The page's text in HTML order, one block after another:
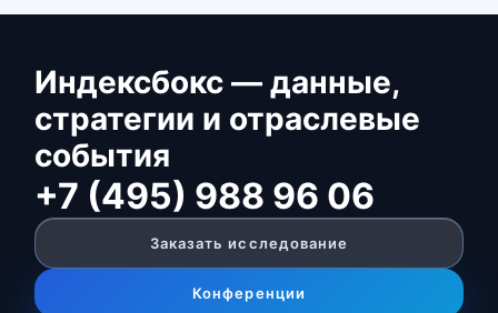
Индексбокс — данные,
стратегии и отраслевые
события
+7 (495) 988 96 06
Заказать исследование
Конференции